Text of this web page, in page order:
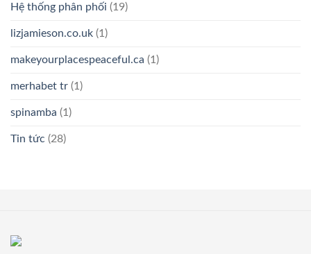
Hệ thống phân phối (19)
lizjamieson.co.uk (1)
makeyourplacespeaceful.ca (1)
merhabet tr (1)
spinamba (1)
Tin tức (28)